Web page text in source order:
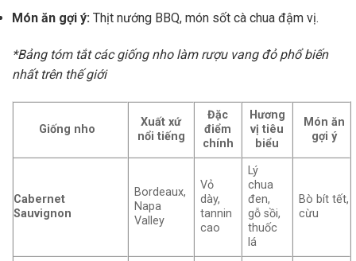
Món ăn gợi ý: Thịt nướng BBQ, món sốt cà chua đậm vị.
*Bảng tóm tắt các giống nho làm rượu vang đỏ phổ biến
nhất trên thế giới
Giống nho
Xuất xứ
nổi tiếng
Đặc
điểm
chính
Hương
vị tiêu
biểu
Món ăn
gợi ý
Cabernet
Sauvignon
Bordeaux,
Napa
Valley
Vỏ
dày,
tannin
cao
Lý
chua
đen,
gỗ sồi,
thuốc
lá
Bò bít tết,
cừu